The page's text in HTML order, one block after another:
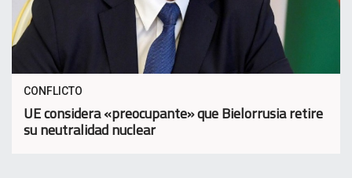
CONFLICTO
UE considera «preocupante» que Bielorrusia retire
su neutralidad nuclear